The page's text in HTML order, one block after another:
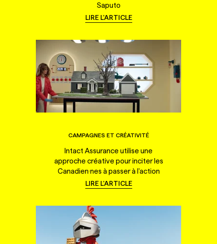
Saputo
LIRE L'ARTICLE
CAMPAGNES ET CRÉATIVITÉ
Intact Assurance utilise une
approche créative pour inciter les
Canadien·nes à passer à l'action
LIRE L'ARTICLE